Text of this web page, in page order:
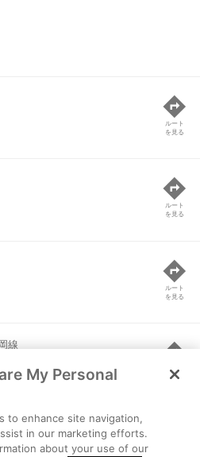
ルート
を見る
ルート
を見る
ルート
を見る
線
ルート
を見る
My Personal
to enhance site navigation,
in our marketing efforts.
about your use of our